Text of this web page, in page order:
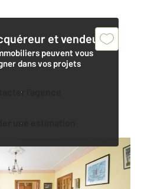
et vendeur,
peuvent vous
dans vos projets
l'agence
une estimation
03